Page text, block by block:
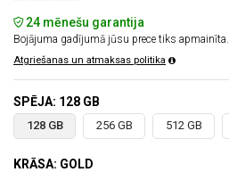
24 mēnešu garantija
Bojājuma gadījumā jūsu prece tiks apmainīta.
Atgriešanas un atmaksas politika
SPĒJA: 128 GB
128 GB 256 GB 512 GB
KRĀSA: GOLD